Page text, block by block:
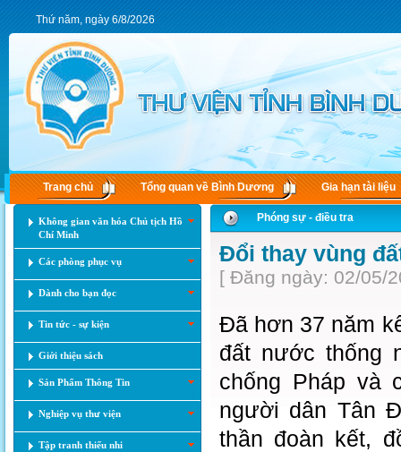
Thứ năm, ngày 6/8/2026
Trang chủ Tổng quan về Bình Dương Gia hạn tài liệu
Không gian văn hóa Chủ tịch Hồ
Chí Minh
Các phòng phục vụ
Dành cho bạn đọc
Tin tức - sự kiện
Giới thiệu sách
Sản Phẩm Thông Tin
Nghiệp vụ thư viện
Tập tranh thiếu nhi
Phóng sự - điều tra
Đổi thay vùng
[ Đăng ngày: 02/05/
Đã hơn 37 năm
đất nước thống
chống Pháp và
người dân Tân
thần đoàn kết,